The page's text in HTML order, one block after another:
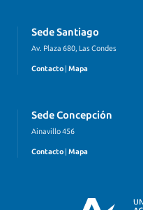
Sede Santiago
Av. Plaza 680, Las Condes
Contacto Mapa
Sede Concepción
Ainavillo 456
Contacto | Mapa